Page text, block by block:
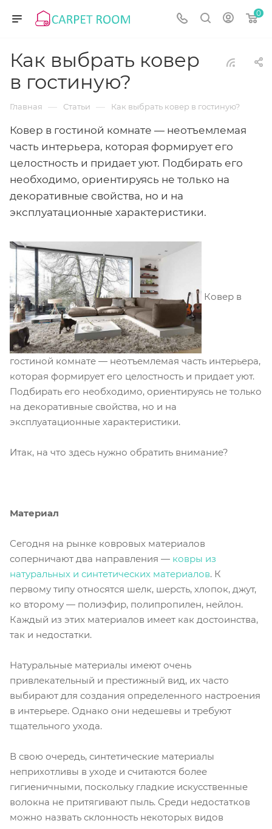
0
Как выбрать ковер
в гостиную?
Главная — Статьи — Как выбрать ковер в гостиную?
Ковер в гостиной комнате — неотъемлемая
часть интерьера, которая формирует его
целостность и придает уют. Подбирать его
необходимо, ориентируясь не только на
декоративные свойства, но и на
эксплуатационные характеристики.
Ковер в
гостиной комнате — неотъемлемая часть интерьера,
которая формирует его целостность и придает уют.
Подбирать его необходимо, ориентируясь не только
на декоративные свойства, но и на
эксплуатационные характеристики.
Итак, на что здесь нужно обратить внимание?
Материал
Сегодня на рынке ковровых материалов
соперничают два направления — ковры из
натуральных и синтетических материалов. К
первому типу относятся шелк, шерсть, хлопок, джут,
ко второму — полиэфир, полипропилен, нейлон.
Каждый из этих материалов имеет как достоинства,
так и недостатки.
Натуральные материалы имеют очень
привлекательный и престижный вид, их часто
выбирают для создания определенного настроения
в интерьере. Однако они недешевы и требуют
тщательного ухода.
В свою очередь, синтетические материалы
неприхотливы в уходе и считаются более
гигиеничными, поскольку гладкие искусственные
волокна не притягивают пыль. Среди недостатков
можно назвать склонность некоторых видов